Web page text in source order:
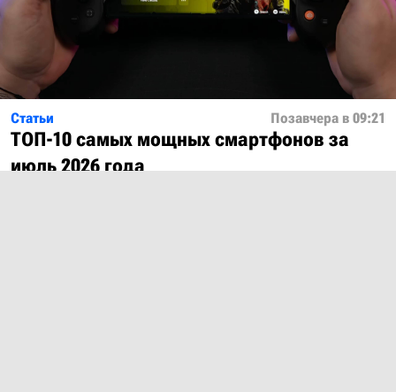
Статьи Позавчера в 09:21
ТОП-10 самых мощных смартфонов за
июль 2026 года